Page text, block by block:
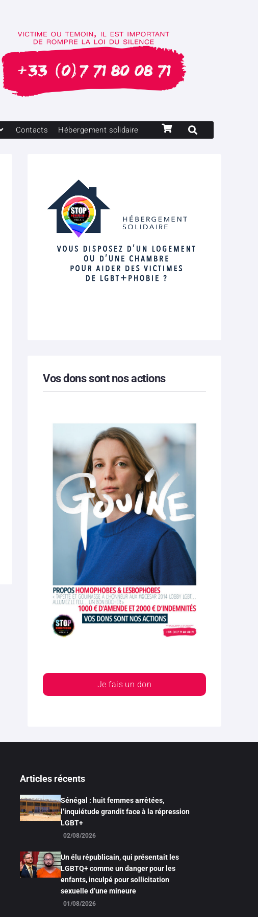
Contacts Hébergement solidaire
Vos dons sont nos actions
Je fais un don
Articles récents
Sénégal : huit femmes arrêtées,
l’inquiétude grandit face à la répression
LGBT+
02/08/2026
Un élu républicain, qui présentait les
LGBTQ+ comme un danger pour les
enfants, inculpé pour sollicitation
sexuelle d’une mineure
01/08/2026